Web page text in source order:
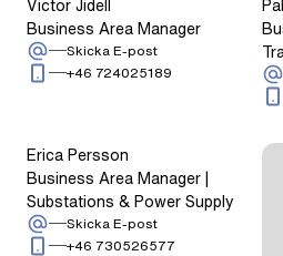
Business Area Manager
Skicka E-post: Victor Jidell
+46 724025189 Ring: + 4 6 7 2 4
Erica Persson
Business Area Manager |
Substations & Power Supply
Skicka E-post: Erica Persson
+46 730526577 Ring: + 4 6 7 3